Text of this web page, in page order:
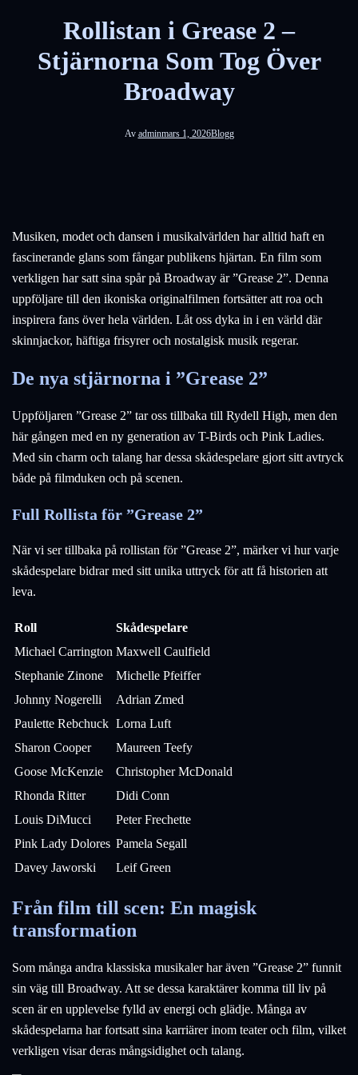
Rollistan i Grease 2 –
Stjärnorna Som Tog Över
Broadway
Av adminmars 1, 2026Blogg
Musiken, modet och dansen i musikalvärlden har alltid haft en
fascinerande glans som fångar publikens hjärtan. En film som
verkligen har satt sina spår på Broadway är ”Grease 2”. Denna
uppföljare till den ikoniska originalfilmen fortsätter att roa och
inspirera fans över hela världen. Låt oss dyka in i en värld där
skinnjackor, häftiga frisyrer och nostalgisk musik regerar.
De nya stjärnorna i ”Grease 2”
Uppföljaren ”Grease 2” tar oss tillbaka till Rydell High, men den
här gången med en ny generation av T-Birds och Pink Ladies.
Med sin charm och talang har dessa skådespelare gjort sitt avtryck
både på filmduken och på scenen.
Full Rollista för ”Grease 2”
När vi ser tillbaka på rollistan för ”Grease 2”, märker vi hur varje
skådespelare bidrar med sitt unika uttryck för att få historien att
leva.
Roll
Skådespelare
Michael Carrington Maxwell Caulfield
Stephanie Zinone
Michelle Pfeiffer
Johnny Nogerelli
Adrian Zmed
Paulette Rebchuck Lorna Luft
Sharon Cooper
Maureen Teefy
Goose McKenzie
Christopher McDonald
Rhonda Ritter
Didi Conn
Louis DiMucci
Peter Frechette
Pink Lady Dolores Pamela Segall
Davey Jaworski
Leif Green
Från film till scen: En magisk
transformation
Som många andra klassiska musikaler har även ”Grease 2” funnit
sin väg till Broadway. Att se dessa karaktärer komma till liv på
scen är en upplevelse fylld av energi och glädje. Många av
skådespelarna har fortsatt sina karriärer inom teater och film, vilket
verkligen visar deras mångsidighet och talang.